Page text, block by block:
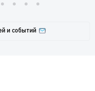
и событий